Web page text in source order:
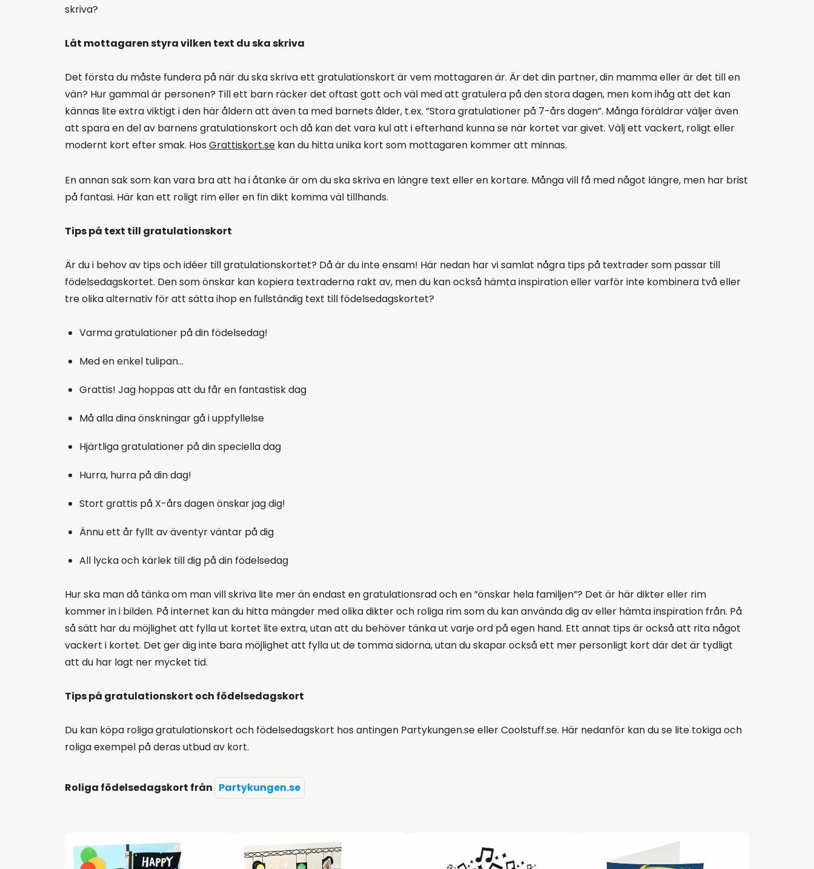
skriva?
Låt mottagaren styra vilken text du ska skriva
Det första du måste fundera på när du ska skriva ett gratulationskort är vem mottagaren är. Är det din partner, din mamma eller är det till en
vän? Hur gammal är personen? Till ett barn räcker det oftast gott och väl med att gratulera på den stora dagen, men kom ihåg att det kan
kännas lite extra viktigt i den här åldern att även ta med barnets ålder, t.ex. ”Stora gratulationer på 7-års dagen”. Många föräldrar väljer även
att spara en del av barnens gratulationskort och då kan det vara kul att i efterhand kunna se när kortet var givet. Välj ett vackert, roligt eller
modernt kort efter smak. Hos Grattiskort.se kan du hitta unika kort som mottagaren kommer att minnas.
En annan sak som kan vara bra att ha i åtanke är om du ska skriva en längre text eller en kortare. Många vill få med något längre, men har brist
på fantasi. Här kan ett roligt rim eller en fin dikt komma väl tillhands.
Tips på text till gratulationskort
Är du i behov av tips och idéer till gratulationskortet? Då är du inte ensam! Här nedan har vi samlat några tips på textrader som passar till
födelsedagskortet. Den som önskar kan kopiera textraderna rakt av, men du kan också hämta inspiration eller varför inte kombinera två eller
tre olika alternativ för att sätta ihop en fullständig text till födelsedagskortet?
Varma gratulationer på din födelsedag!
Med en enkel tulipan…
Grattis! Jag hoppas att du får en fantastisk dag
Må alla dina önskningar gå i uppfyllelse
Hjärtliga gratulationer på din speciella dag
Hurra, hurra på din dag!
Stort grattis på X-års dagen önskar jag dig!
Ännu ett år fyllt av äventyr väntar på dig
All lycka och kärlek till dig på din födelsedag
Hur ska man då tänka om man vill skriva lite mer än endast en gratulationsrad och en ”önskar hela familjen”? Det är här dikter eller rim
kommer in i bilden. På internet kan du hitta mängder med olika dikter och roliga rim som du kan använda dig av eller hämta inspiration från. På
så sätt har du möjlighet att fylla ut kortet lite extra, utan att du behöver tänka ut varje ord på egen hand. Ett annat tips är också att rita något
vackert i kortet. Det ger dig inte bara möjlighet att fylla ut de tomma sidorna, utan du skapar också ett mer personligt kort där det är tydligt
att du har lagt ner mycket tid.
Tips på gratulationskort och födelsedagskort
Du kan köpa roliga gratulationskort och födelsedagskort hos antingen Partykungen.se eller Coolstuff.se. Här nedanför kan du se lite tokiga och
roliga exempel på deras utbud av kort.
Roliga födelsedagskort från Partykungen.se